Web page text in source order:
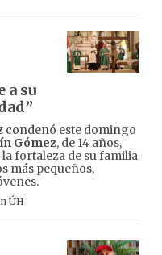
a su
condenó este domingo
Gómez, de 14 años,
la fortaleza de su familia
más pequeños,
ÚH